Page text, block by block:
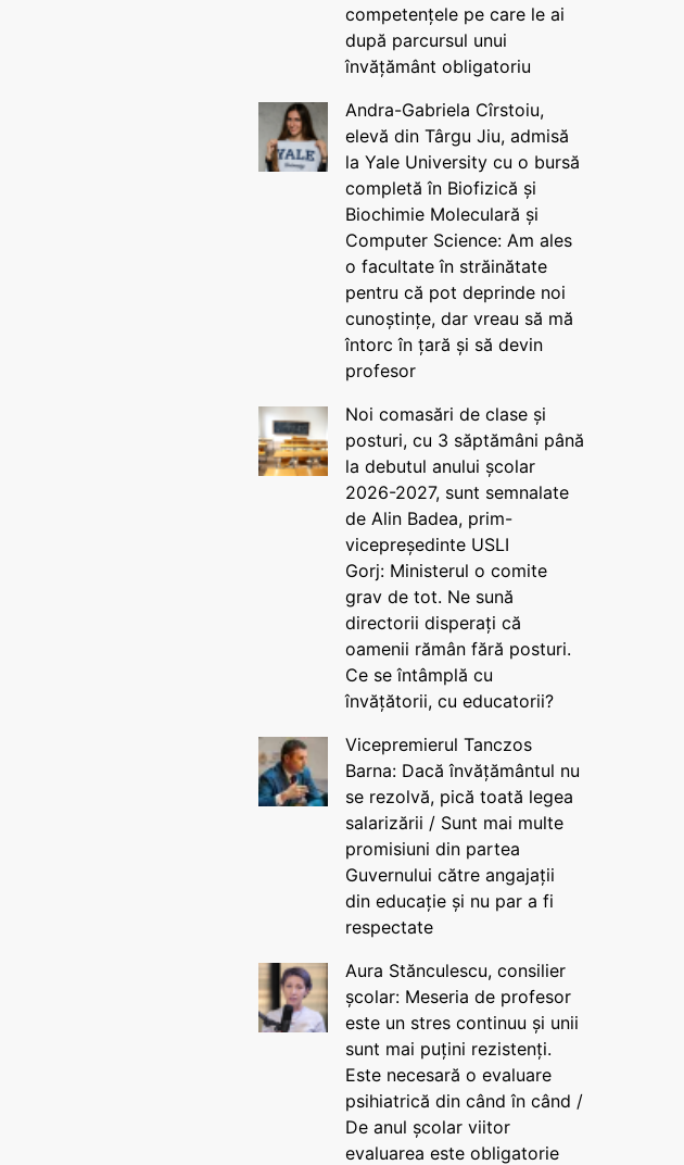
competențele pe care le ai
după parcursul unui
învățământ obligatoriu
Andra-Gabriela Cîrstoiu,
elevă din Târgu Jiu, admisă
la Yale University cu o bursă
completă în Biofizică și
Biochimie Moleculară și
Computer Science: Am ales
o facultate în străinătate
pentru că pot deprinde noi
cunoștințe, dar vreau să mă
întorc în țară și să devin
profesor
Noi comasări de clase și
posturi, cu 3 săptămâni până
la debutul anului școlar
2026-2027, sunt semnalate
de Alin Badea, prim-
vicepreședinte USLI
Gorj: Ministerul o comite
grav de tot. Ne sună
directorii disperați că
oamenii rămân fără posturi.
Ce se întâmplă cu
învățătorii, cu educatorii?
Vicepremierul Tanczos
Barna: Dacă învățământul nu
se rezolvă, pică toată legea
salarizării / Sunt mai multe
promisiuni din partea
Guvernului către angajații
din educație și nu par a fi
respectate
Aura Stănculescu, consilier
școlar: Meseria de profesor
este un stres continuu și unii
sunt mai puțini rezistenți.
Este necesară o evaluare
psihiatrică din când în când /
De anul școlar viitor
evaluarea este obligatorie